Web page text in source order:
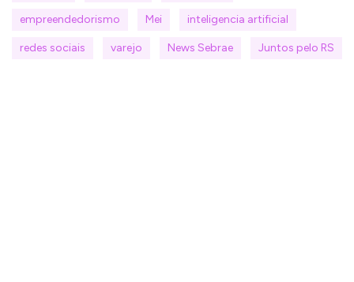
empreendedorismo Mei inteligencia artificial
redes sociais varejo News Sebrae Juntos pelo RS